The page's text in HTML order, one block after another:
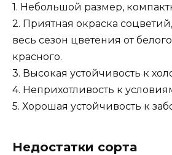
1. Небольшой размер,
2. Приятная окраска
весь сезон цветения от
красного.
3. Высокая устойчивость к
4. Неприхотливость к
5. Хорошая устойчивость к
Недостатки сорта